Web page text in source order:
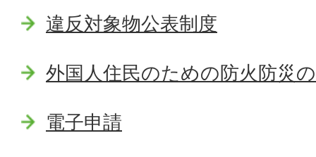
違反対象物公表制度
外国人住民のための防火防災
電子申請